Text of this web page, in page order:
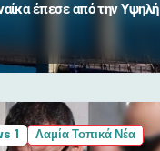
έπεσε από την Υψηλή
1 Λαμία Τοπικά Νέα